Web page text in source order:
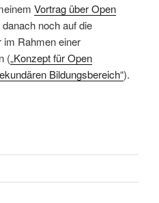
Vortrag über Open
danach noch auf die
im Rahmen einer
(„Konzept für Open
Bildungsbereich“).